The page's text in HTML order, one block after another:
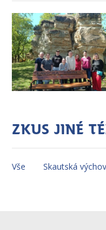
Zkus jiné
Vše Skautská